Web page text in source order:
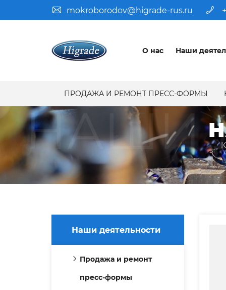
mokroborodov@higrade-rus.ru
О нас Наши
ПРОДАЖА И РЕМОНТ ПРЕСС-ФОРМЫ
НАШИ
Наши деятельности
Продажа и ремонт
пресс-формы